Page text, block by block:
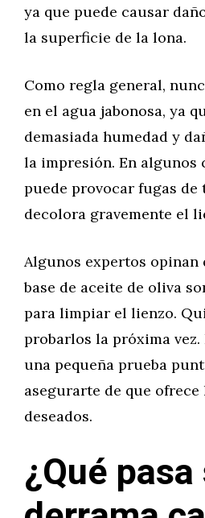
ya que puede causar
la superficie de la lona.
Como regla general,
en el agua jabonosa, ya
demasiada humedad y
la impresión. En algunos
puede provocar fugas de
decolora gravemente el
Algunos expertos opinan
base de aceite de oliva
para limpiar el lienzo.
probarlos la próxima
una pequeña prueba
asegurarte de que
deseados.
¿Qué